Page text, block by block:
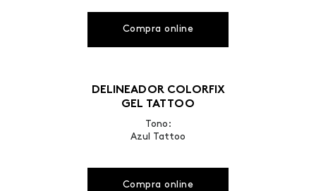
Compra online
DELINEADOR COLORFIX
GEL TATTOO
Tono:
Azul Tattoo
Compra online